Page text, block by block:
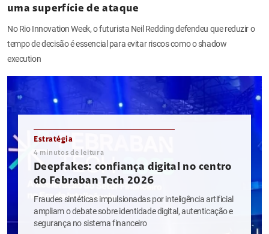
uma superfície de ataque
No Rio Innovation Week, o futurista Neil Redding defendeu que reduzir o
tempo de decisão é essencial para evitar riscos como o shadow
execution
Estratégia
4 minutos de leitura
Deepfakes: confiança digital no centro
do Febraban Tech 2026
Fraudes sintéticas impulsionadas por inteligência artificial
ampliam o debate sobre identidade digital, autenticação e
segurança no sistema financeiro